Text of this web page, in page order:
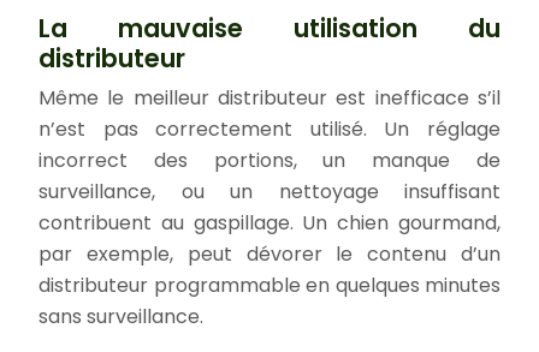
La mauvaise utilisation du
distributeur
Même le meilleur distributeur est inefficace s’il
n’est pas correctement utilisé. Un réglage
incorrect des portions, un manque de
surveillance, ou un nettoyage insuffisant
contribuent au gaspillage. Un chien gourmand,
par exemple, peut dévorer le contenu d’un
distributeur programmable en quelques minutes
sans surveillance.